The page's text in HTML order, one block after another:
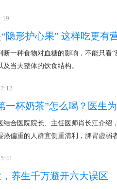
隐形护心果” 这样吃更有
断一种食物对血糖的影响，不能只看
及当天整体的饮食结构。
一杯奶茶”怎么喝？医生
结合医院院长、主任医师肖长江介绍
热偏重的人群宜侧重清利，脾胃虚弱
养生千万避开六大误区